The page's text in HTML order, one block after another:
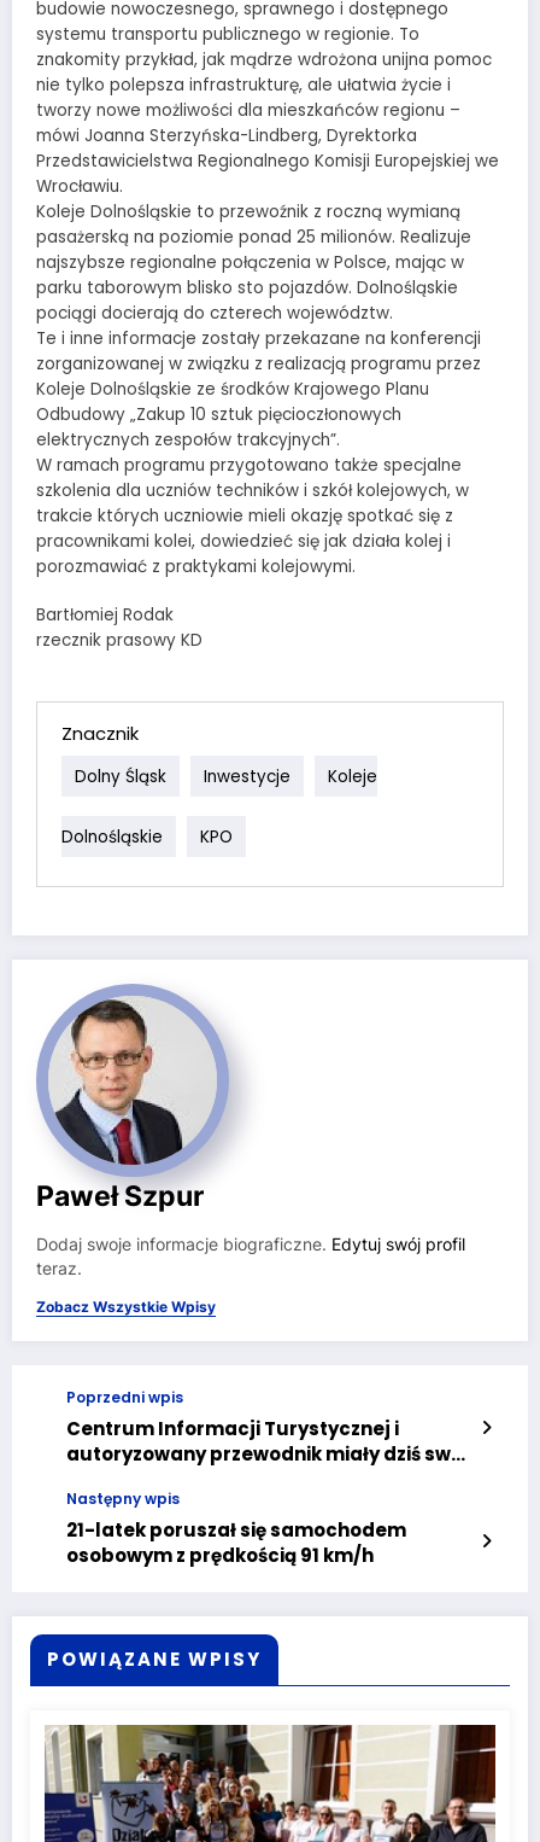
budowie nowoczesnego, sprawnego i dostępnego
systemu transportu publicznego w regionie. To
znakomity przykład, jak mądrze wdrożona unijna pomoc
nie tylko polepsza infrastrukturę, ale ułatwia życie i
tworzy nowe możliwości dla mieszkańców regionu –
mówi Joanna Sterzyńska-Lindberg, Dyrektorka
Przedstawicielstwa Regionalnego Komisji Europejskiej we
Wrocławiu.
Koleje Dolnośląskie to przewoźnik z roczną wymianą
pasażerską na poziomie ponad 25 milionów. Realizuje
najszybsze regionalne połączenia w Polsce, mając w
parku taborowym blisko sto pojazdów. Dolnośląskie
pociągi docierają do czterech województw.
Te i inne informacje zostały przekazane na konferencji
zorganizowanej w związku z realizacją programu przez
Koleje Dolnośląskie ze środków Krajowego Planu
Odbudowy „Zakup 10 sztuk pięcioczłonowych
elektrycznych zespołów trakcyjnych”.
W ramach programu przygotowano także specjalne
szkolenia dla uczniów techników i szkół kolejowych, w
trakcie których uczniowie mieli okazję spotkać się z
pracownikami kolei, dowiedzieć się jak działa kolej i
porozmawiać z praktykami kolejowymi.
Bartłomiej Rodak
rzecznik prasowy KD
Znacznik
Dolny Śląsk Inwestycje Koleje
Dolnośląskie KPO
Paweł Szpur
Dodaj swoje informacje biograficzne. Edytuj swój profil
teraz.
Zobacz Wszystkie Wpisy
Poprzedni wpis
Centrum Informacji Turystycznej i
autoryzowany przewodnik miały dziś swój
Następny wpis
21-latek poruszał się samochodem
osobowym z prędkością 91 km/h
POWIĄZANE WPISY